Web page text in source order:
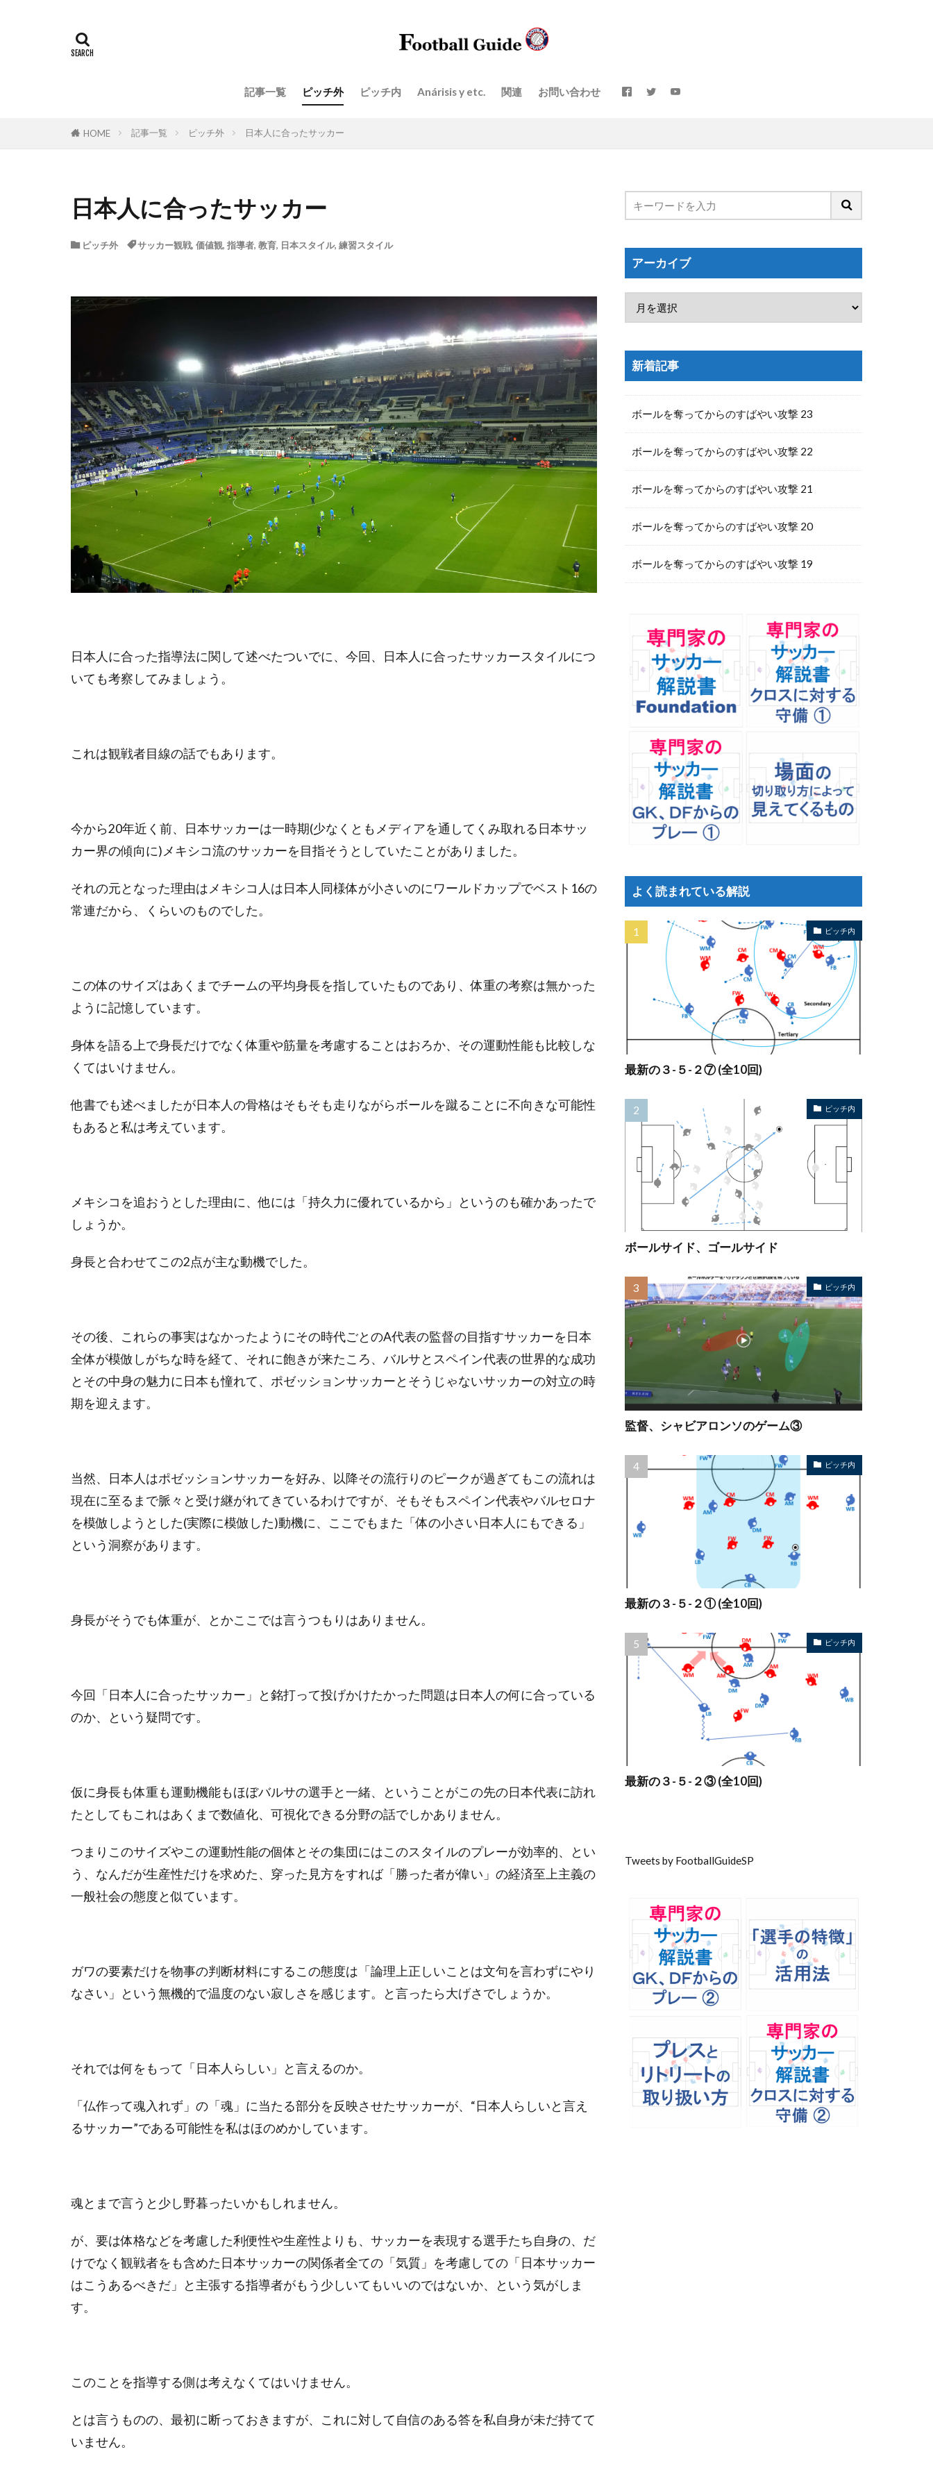
記事一覧 ピッチ外 ピッチ内 Anárisis y etc. 関連 お問い合わせ
HOME 記事一覧 ピッチ外 日本人に合ったサッカー
日本人に合ったサッカー
ピッチ外 サッカー観戦, 価値観, 指導者, 教育, 日本スタイル, 練習スタイル
日本人に合った指導法に関して述べたついでに、今回、日本人に合ったサッカースタイルにつ
いても考察してみましょう。
これは観戦者目線の話でもあります。
今から20年近く前、日本サッカーは一時期(少なくともメディアを通してくみ取れる日本サッ
カー界の傾向に)メキシコ流のサッカーを目指そうとしていたことがありました。
それの元となった理由はメキシコ人は日本人同様体が小さいのにワールドカップでベスト16の
常連だから、くらいのものでした。
この体のサイズはあくまでチームの平均身長を指していたものであり、体重の考察は無かった
ように記憶しています。
身体を語る上で身長だけでなく体重や筋量を考慮することはおろか、その運動性能も比較しな
くてはいけません。
他書でも述べましたが日本人の骨格はそもそも走りながらボールを蹴ることに不向きな可能性
もあると私は考えています。
メキシコを追おうとした理由に、他には「持久力に優れているから」というのも確かあったで
しょうか。
身長と合わせてこの2点が主な動機でした。
その後、これらの事実はなかったようにその時代ごとのA代表の監督の目指すサッカーを日本
全体が模倣しがちな時を経て、それに飽きが来たころ、バルサとスペイン代表の世界的な成功
とその中身の魅力に日本も憧れて、ポゼッションサッカーとそうじゃないサッカーの対立の時
期を迎えます。
当然、日本人はポゼッションサッカーを好み、以降その流行りのピークが過ぎてもこの流れは
現在に至るまで脈々と受け継がれてきているわけですが、そもそもスペイン代表やバルセロナ
を模倣しようとした(実際に模倣した)動機に、ここでもまた「体の小さい日本人にもできる」
という洞察があります。
身長がそうでも体重が、とかここでは言うつもりはありません。
今回「日本人に合ったサッカー」と銘打って投げかけたかった問題は日本人の何に合っている
のか、という疑問です。
仮に身長も体重も運動機能もほぼバルサの選手と一緒、ということがこの先の日本代表に訪れ
たとしてもこれはあくまで数値化、可視化できる分野の話でしかありません。
つまりこのサイズやこの運動性能の個体とその集団にはこのスタイルのプレーが効率的、とい
う、なんだが生産性だけを求めた、穿った見方をすれば「勝った者が偉い」の経済至上主義の
一般社会の態度と似ています。
ガワの要素だけを物事の判断材料にするこの態度は「論理上正しいことは文句を言わずにやり
なさい」という無機的で温度のない寂しさを感じます。と言ったら大げさでしょうか。
それでは何をもって「日本人らしい」と言えるのか。
「仏作って魂入れず」の「魂」に当たる部分を反映させたサッカーが、“日本人らしいと言え
るサッカー”である可能性を私はほのめかしています。
魂とまで言うと少し野暮ったいかもしれません。
が、要は体格などを考慮した利便性や生産性よりも、サッカーを表現する選手たち自身の、だ
けでなく観戦者をも含めた日本サッカーの関係者全ての「気質」を考慮しての「日本サッカー
はこうあるべきだ」と主張する指導者がもう少しいてもいいのではないか、という気がしま
す。
このことを指導する側は考えなくてはいけません。
とは言うものの、最初に断っておきますが、これに対して自信のある答を私自身が未だ持てて
いません。
アーカイブ
新着記事
ボールを奪ってからのすばやい攻撃 23
ボールを奪ってからのすばやい攻撃 22
ボールを奪ってからのすばやい攻撃 21
ボールを奪ってからのすばやい攻撃 20
ボールを奪ってからのすばやい攻撃 19
よく読まれている解説
ピッチ内
最新の３-５-２⑦ (全10回)
ピッチ内
ボールサイド、ゴールサイド
ピッチ内
監督、シャビアロンソのゲーム③
ピッチ内
最新の３-５-２① (全10回)
ピッチ内
最新の３-５-２③ (全10回)
Tweets by FootballGuideSP
プレッシングとリトリート(後退)の取り扱い方
ネガティブトランジション
GK､DFからのプレー
Individual Salida de balón Tiro libre
Transición negativa
「選手の特徴」の活用法